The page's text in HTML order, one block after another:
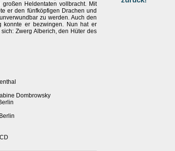
Heldentaten vollbracht. Mit
er den fünfköpfigen Drachen und
zu werden. Auch den
konnte er bezwingen. Nun hat er
Zwerg Alberich, den Hüter des
Dombrowsky